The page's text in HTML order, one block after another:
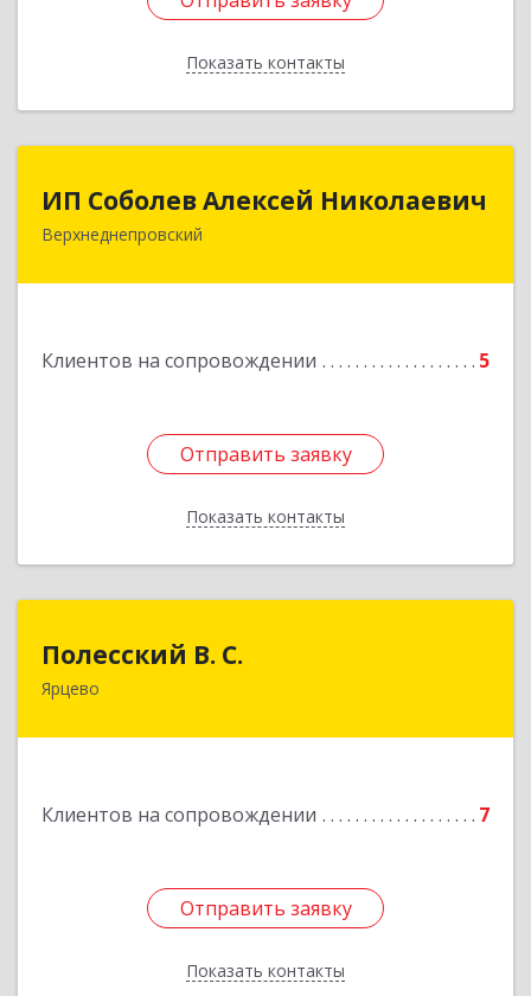
Показать контакты
Назад
ИП Соболев Алексей Николаевич
Верхнеднепровский
Клиентов на сопровождении 5
Отправить заявку
Показать контакты
ИП Соболев Алексей Николаевич
Отправить заявку
Назад
Полесский В. С.
Ярцево
Клиентов на сопровождении 7
Отправить заявку
Показать контакты
Отправить заявку
Назад